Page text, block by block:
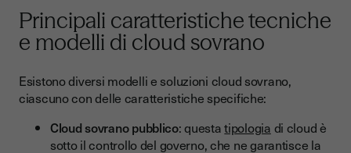
Principali caratteristiche tecniche
e modelli di cloud sovrano
Esistono diversi modelli e soluzioni cloud sovrano,
ciascuno con delle caratteristiche specifiche:
Cloud sovrano pubblico: questatipologia di cloud è
sotto il controllo del governo, che ne garantisce la